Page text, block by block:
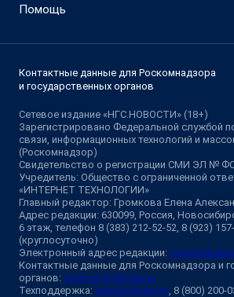
Помощь
Контактные данные для Роскомнадзора
и государственных органов
Сетевое издание «НГС.НОВОСТИ» (18+)
Зарегистрировано Федеральной службой
связи, информационных технологий и
(Роскомнадзор)
Свидетельство о регистрации СМИ ЭЛ №
Учредитель: Общество с ограниченной
«ИНТЕРНЕТ ТЕХНОЛОГИИ»
Главный редактор: Громкова Елена
Адрес редакции: 630099, Россия,
6 этаж, телефон 8 (383) 212-52-52, 8 (923)
(круглосуточно)
Электронный адрес редакции:
Контактные данные для Роскомнадзора и
органов: juristnsk@shkulev.ru
Техподдержка: help@shkulev.ru , 8 (800) 200-